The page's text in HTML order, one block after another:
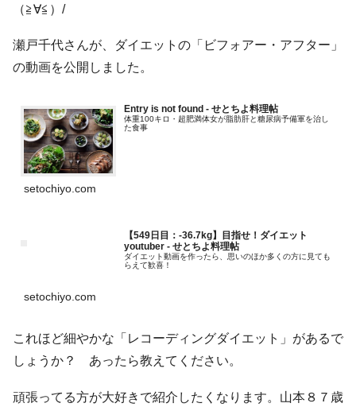
（≧∀≦）/
瀬戸千代さんが、ダイエットの「ビフォアー・アフター」
の動画を公開しました。
Entry is not found - せとちよ料理帖
体重100キロ・超肥満体女が脂肪肝と糖尿病予備軍を治し
た食事
setochiyo.com
【549日目：-36.7kg】目指せ！ダイエット
youtuber - せとちよ料理帖
ダイエット動画を作ったら、思いのほか多くの方に見ても
らえて歓喜！
setochiyo.com
これほど細やかな「レコーディングダイエット」があるで
しょうか？ あったら教えてください。
頑張ってる方が大好きで紹介したくなります。山本８７歳